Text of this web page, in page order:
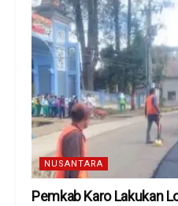
NUSANTARA
Pemkab Karo Lakukan